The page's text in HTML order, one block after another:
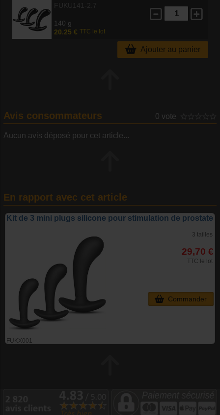
140 g
20.25 € TTC le lot
Ajouter au panier
Avis consommateurs 0 vote
Aucun avis déposé pour cet article...
En rapport avec cet article
Kit de 3 mini plugs silicone pour stimulation de prostate
FUKX001
3 tailles
29,70 €
TTC le lot
Commander